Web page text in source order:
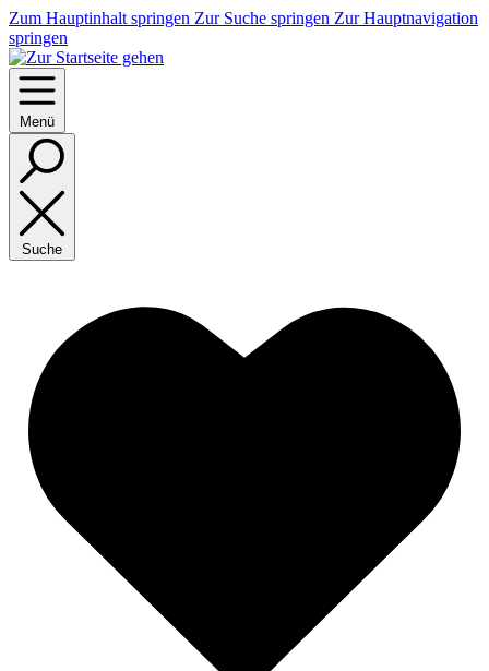
Zum Hauptinhalt springen Zur Suche springen Zur Hauptnavigation
springen
Menü
Suche